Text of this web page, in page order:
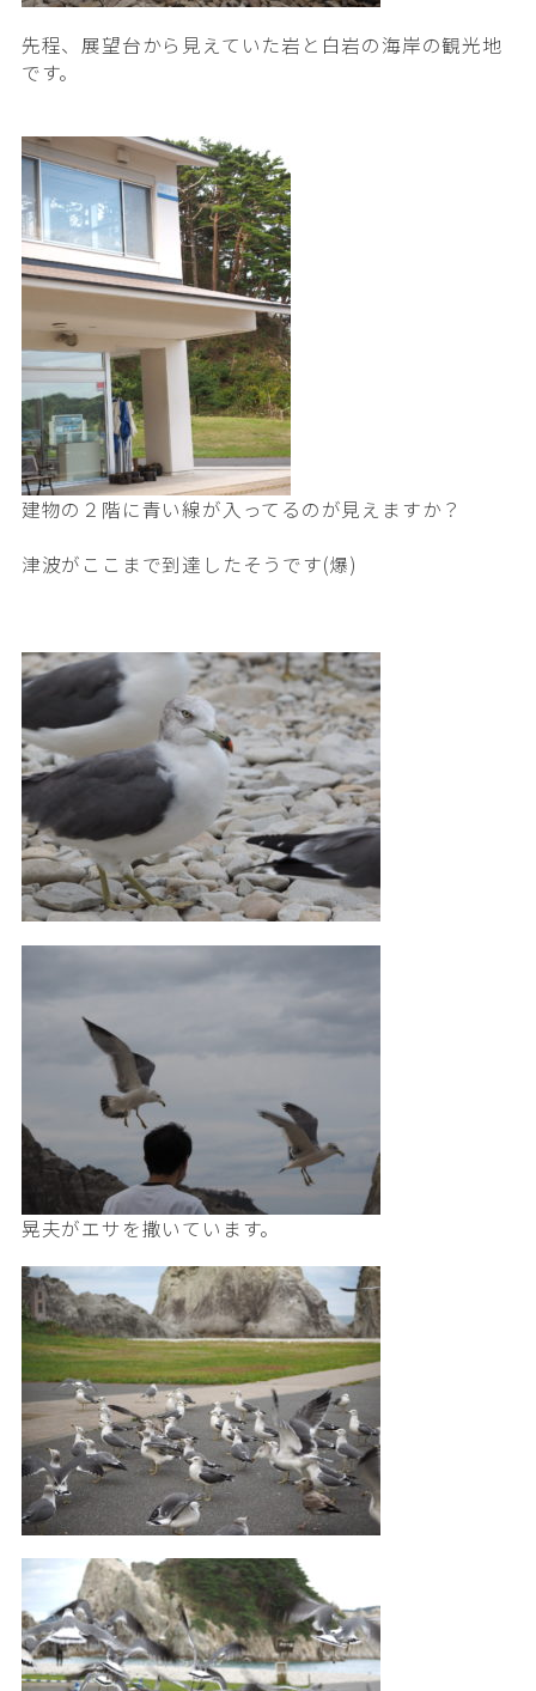
先程、展望台から見えていた岩と白岩の海岸の観光地
です。
建物の２階に青い線が入ってるのが見えますか？
津波がここまで到達したそうです(爆)
晃夫がエサを撒いています。